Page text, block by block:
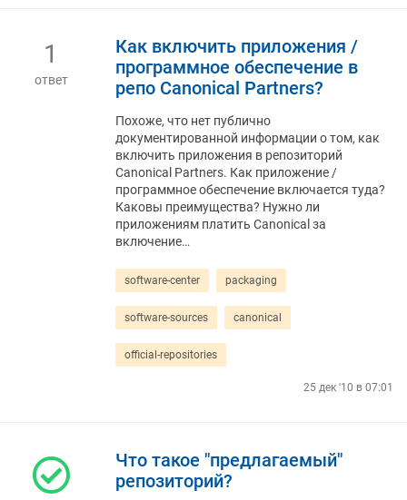
1
ответ
Как включить приложения /
программное обеспечение в
репо Canonical Partners?
Похоже, что нет публично
документированной информации о том, как
включить приложения в репозиторий
Canonical Partners. Как приложение /
программное обеспечение включается туда?
Каковы преимущества? Нужно ли
приложениям платить Canonical за
включение…
software-center packaging
software-sources canonical
official-repositories
25 дек '10 в 07:01
Что такое "предлагаемый"
репозиторий?